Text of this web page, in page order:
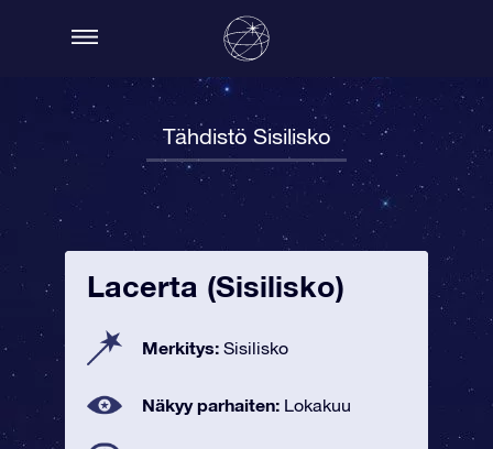
Tähdistö Sisilisko
Lacerta (Sisilisko)
Merkitys: Sisilisko
Näkyy parhaiten: Lokakuu